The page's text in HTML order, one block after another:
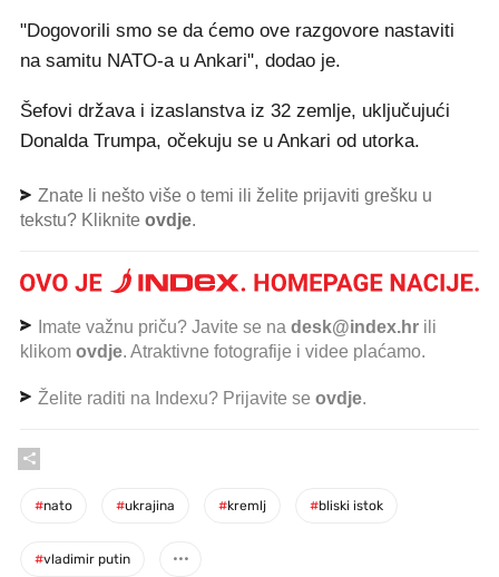
"Dogovorili smo se da ćemo ove razgovore nastaviti
na samitu NATO-a u Ankari", dodao je.
Šefovi država i izaslanstva iz 32 zemlje, uključujući
Donalda Trumpa, očekuju se u Ankari od utorka.
Znate li nešto više o temi ili želite prijaviti grešku u
tekstu? Kliknite ovdje.
Imate važnu priču? Javite se na desk@index.hr ili
klikom ovdje. Atraktivne fotografije i videe plaćamo.
Želite raditi na Indexu? Prijavite se ovdje.
#nato #ukrajina #kremlj #bliski istok
#vladimir putin